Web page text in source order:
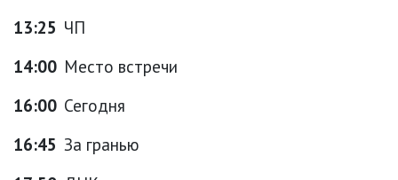
13:25 ЧП
14:00 Место встречи
16:00 Сегодня
16:45 За гранью